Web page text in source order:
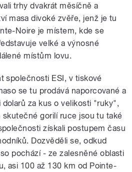
trhy dvakrát měsíčně a
masa divoké zvěře, jenž je tu
Noire je místem, kde se
velké a výnosné
místům lovu.
společnosti ESI, v tiskové
se tu prodává naporcované a
za kus o velikosti "ruky",
skutečné gorilí ruce jsou tu také
získali postupem času
Dozvěděli se, odkud
pochází - ze zalesněné oblasti
asi 100 až 130 km od Pointe-